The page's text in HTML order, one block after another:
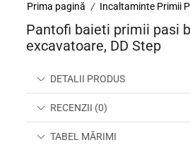
Prima pagină / Incaltaminte Primii
Pantofi baieti primii pasi
excavatoare, DD Step
DETALII PRODUS
RECENZII (0)
TABEL MĂRIMI